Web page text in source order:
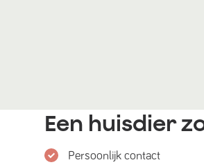
Een huisdier
Persoonlijk contact